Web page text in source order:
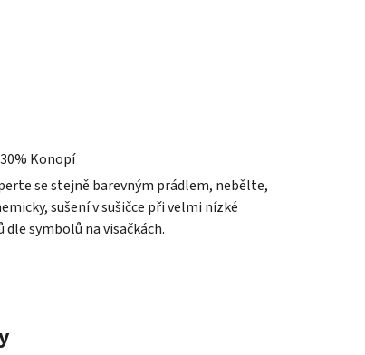
Konopí
se stejně barevným prádlem, nebělte,
sušení v sušičce při velmi nízké
symbolů na visačkách.